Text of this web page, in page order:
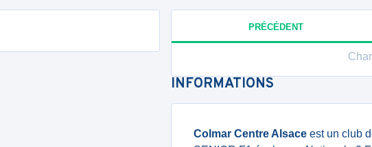
PRÉCÉDENT
INFORMATIONS
Colmar Centre Alsace est un club